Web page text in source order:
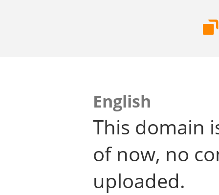
English
This domain
of now, no
uploaded.